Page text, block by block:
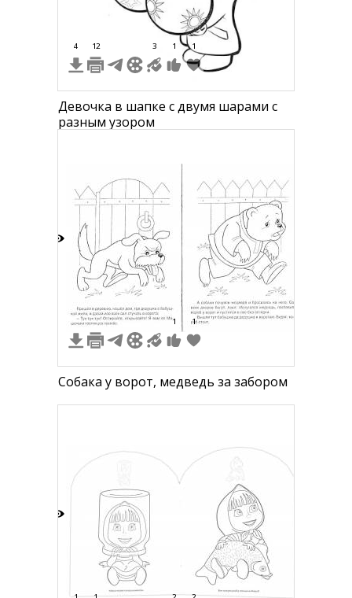
4 12 3 1 1
Девочка в шапке с двумя шарами с
разным узором
1 1
Собака у ворот, медведь за забором